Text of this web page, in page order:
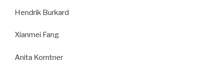
Hendrik Burkard
Xianmei Fang
Anita Korntner